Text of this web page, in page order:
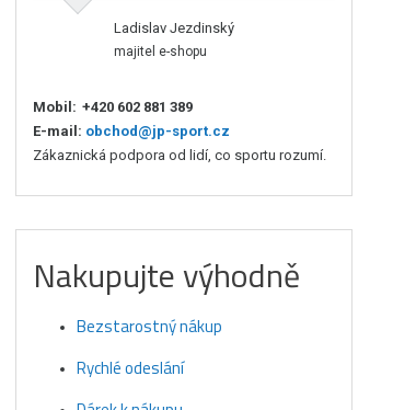
Ladislav Jezdinský
majitel e-shopu
Mobil: +420 602 881 389
E-mail: obchod@jp-sport.cz
Zákaznická podpora od lidí, co sportu rozumí.
Nakupujte výhodně
Bezstarostný nákup
Rychlé odeslání